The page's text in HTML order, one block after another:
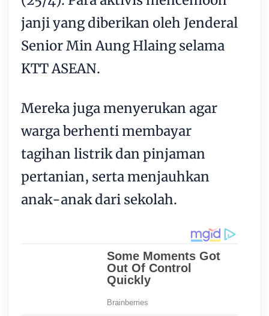
janji yang diberikan oleh Jenderal
Senior Min Aung Hlaing selama
KTT ASEAN.
Mereka juga menyerukan agar
warga berhenti membayar
tagihan listrik dan pinjaman
pertanian, serta menjauhkan
anak-anak dari sekolah.